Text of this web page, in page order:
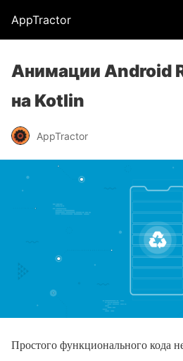
AppTractor
Анимации Android
на Kotlin
AppTractor
Простого функционального кода